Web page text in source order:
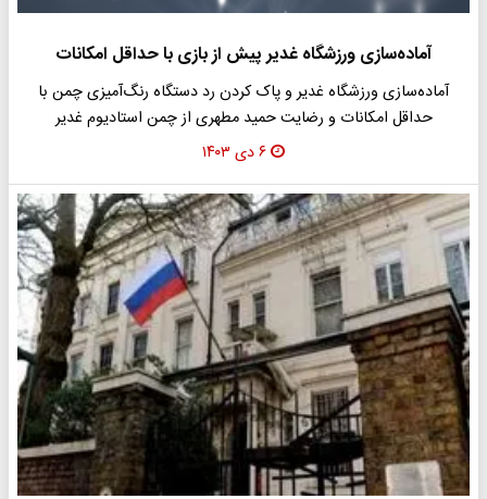
آماده‌سازی ورزشگاه غدیر پیش از بازی با حداقل امکانات
آماده‌سازی ورزشگاه غدیر و پاک کردن رد دستگاه رنگ‌آمیزی چمن با
حداقل امکانات و رضایت حمید مطهری از چمن استادیوم غدیر
۶ دی ۱۴۰۳